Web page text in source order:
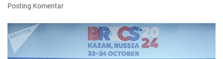
Posting Komentar